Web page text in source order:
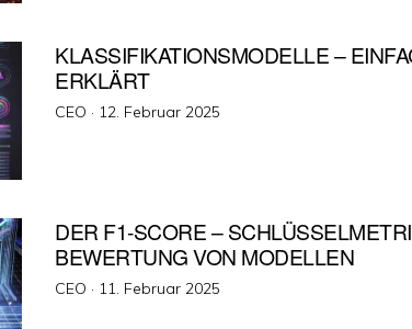
KLASSIFIKATIONSMODELLE –
ERKLÄRT
CEO · Veröffentlicht
12. Februar 2025
DER F1-SCORE –
BEWERTUNG VON MODELLEN
CEO · Veröffentlicht
11. Februar 2025